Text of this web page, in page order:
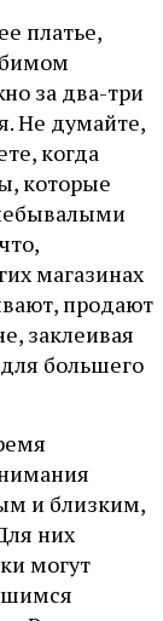
платье,
за два-три
Не думайте,
когда
которые
магазинах
продают
заклеивая
большего
и близким,
них
могут